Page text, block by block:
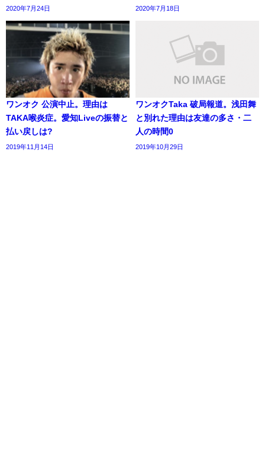
2020年7月24日 2020年7月18日
ワンオク 公演中止。理由は
TAKA喉炎症。愛知Liveの振替と
払い戻しは?
2019年11月14日
ワンオクTaka 破局報道。浅田舞
と別れた理由は友達の多さ・二
人の時間0
2019年10月29日